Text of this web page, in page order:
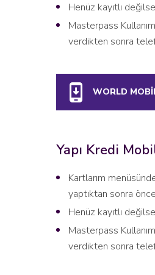
Henüz kayıtlı
Masterpass
verdikten sonra
WORLD
Yapı Kredi
Kartlarım
yaptıktan sonra
Henüz kayıtlı
Masterpass
verdikten sonra